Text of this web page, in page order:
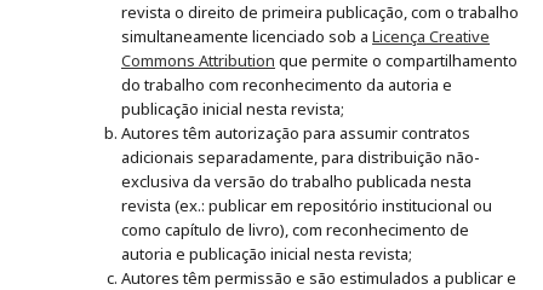
revista o direito de primeira publicação, com o trabalho
simultaneamente licenciado sob a Licença Creative
Commons Attribution que permite o compartilhamento
do trabalho com reconhecimento da autoria e
publicação inicial nesta revista;
Autores têm autorização para assumir contratos
adicionais separadamente, para distribuição não-
exclusiva da versão do trabalho publicada nesta
revista (ex.: publicar em repositório institucional ou
como capítulo de livro), com reconhecimento de
autoria e publicação inicial nesta revista;
Autores têm permissão e são estimulados a publicar e